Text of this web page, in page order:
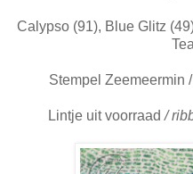
Calypso (91), Blue Glitz
Stempel Zeemeermin /
Lintje uit voorraad/